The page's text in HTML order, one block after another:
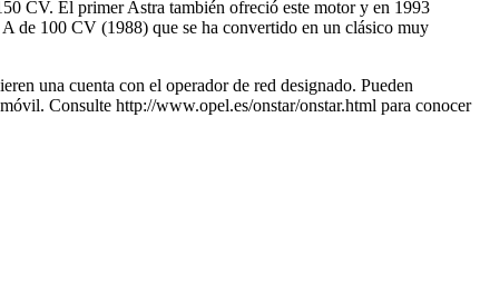
CV. El primer Astra también ofreció este motor y en 1993
de 100 CV (1988) que se ha convertido en un clásico muy
una cuenta con el operador de red designado. Pueden
Consulte http://www.opel.es/onstar/onstar.html para conocer